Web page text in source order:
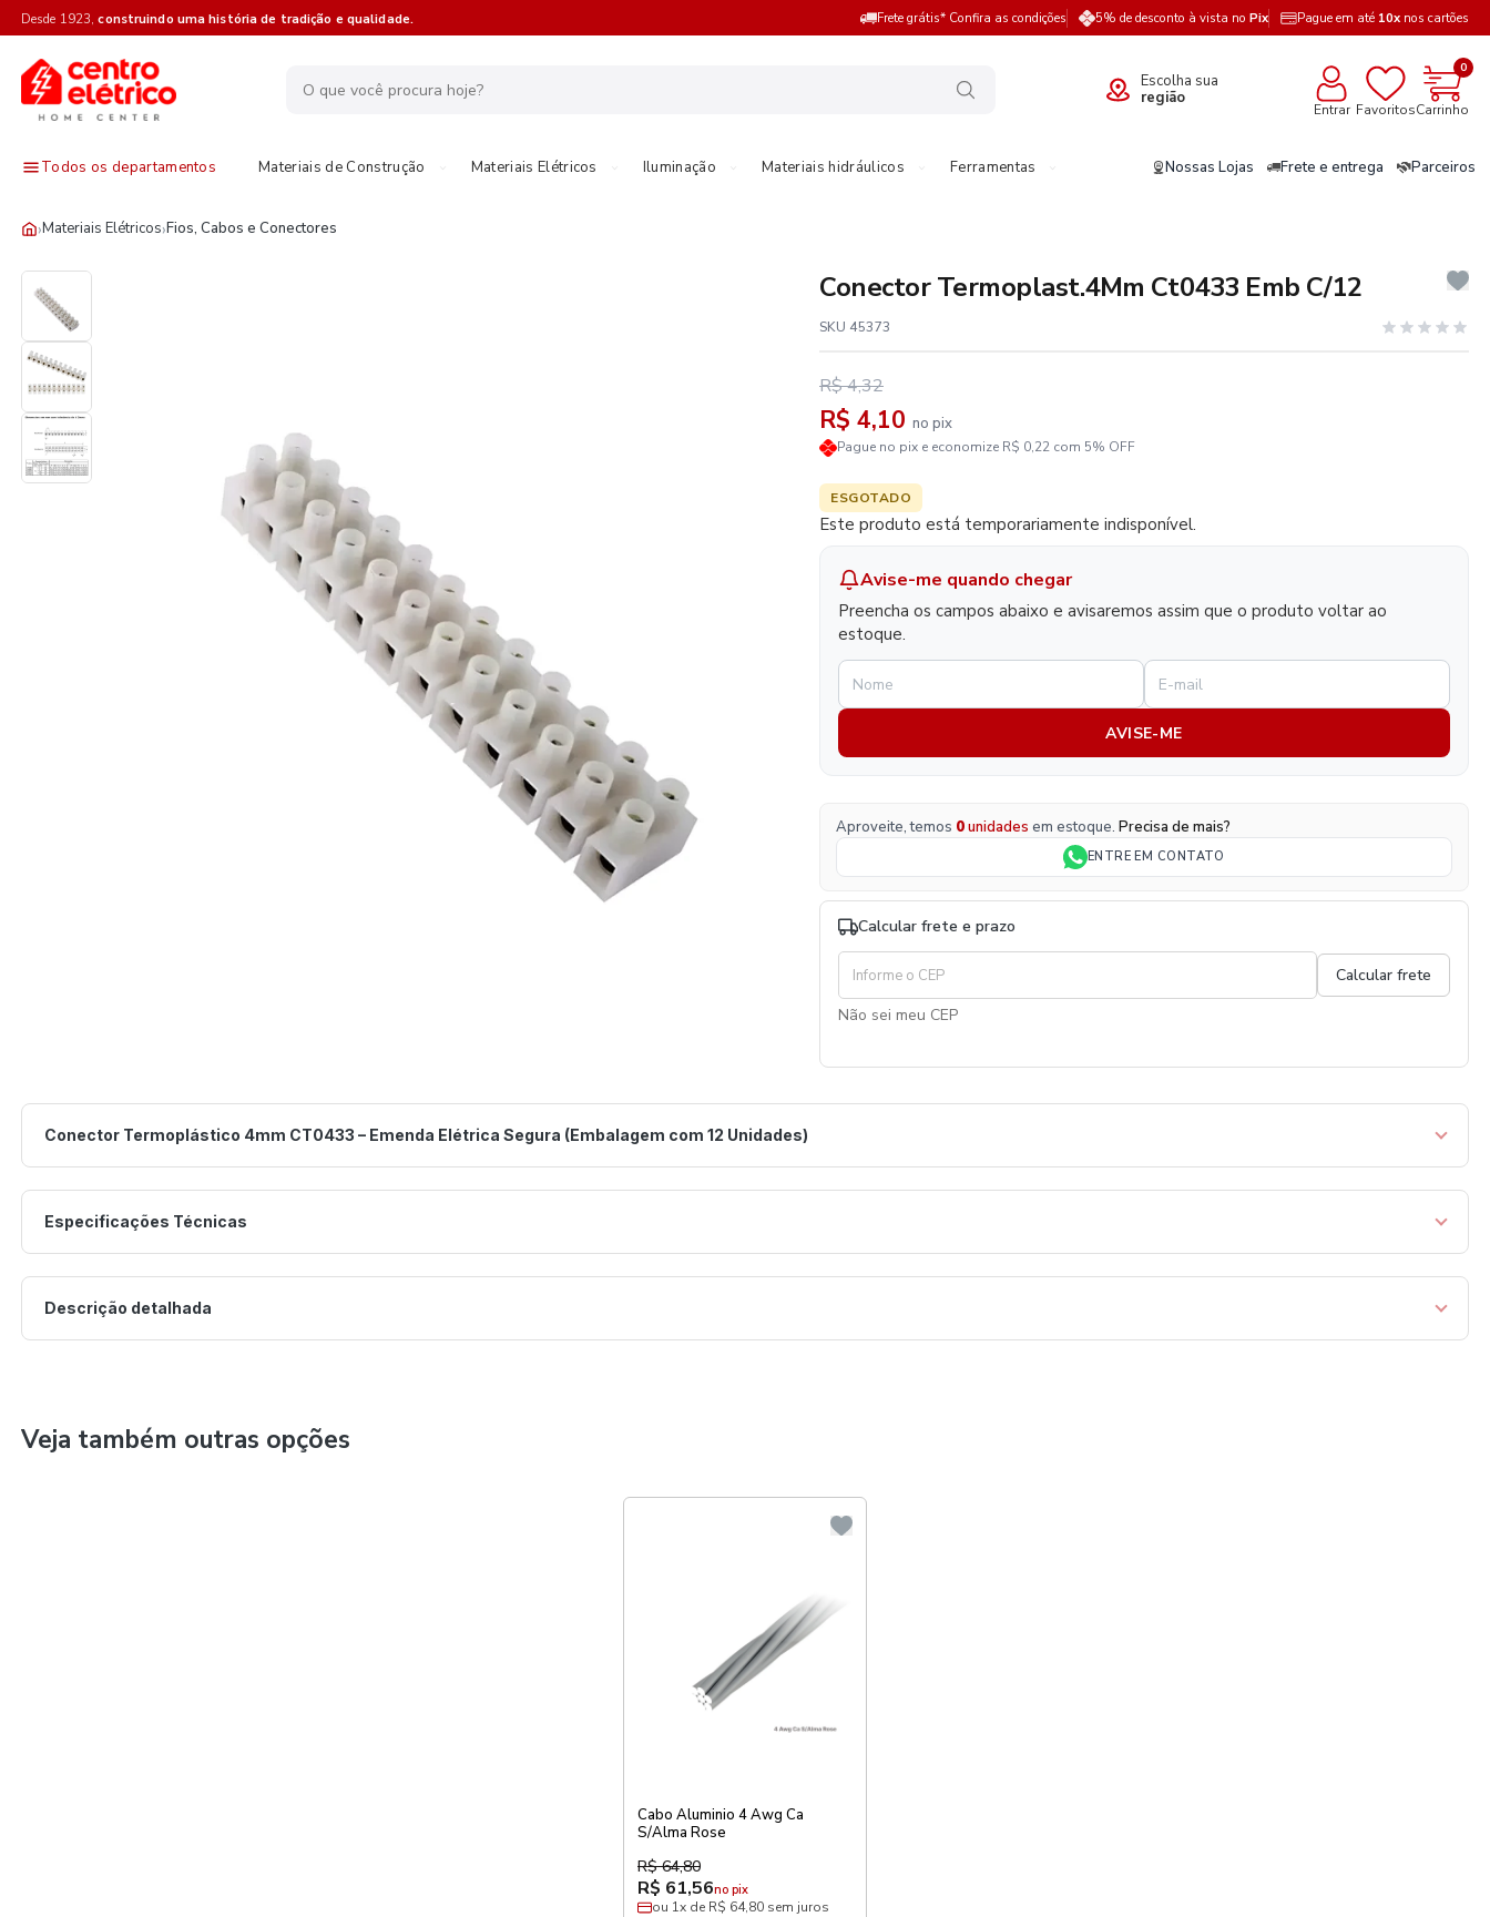
Desde 1923,construindo uma história de tradição e qualidade. Frete grátis* Confira as condições 5% de desconto à vista no Pix Pague em até 10x nos cartões
Escolha sua
região
Entrar Favoritos
0
Carrinho
Todos os departamentos Materiais de Construção Materiais Elétricos Iluminação Materiais hidráulicos Ferramentas Nossas Lojas Frete e entrega Parceiros
›Materiais Elétricos›Fios, Cabos e Conectores
Conector Termoplast.4Mm Ct0433 Emb C/12
SKU 45373
R$ 4,32
R$ 4,10 no pix
Pague no pix e economize R$ 0,22 com 5% OFF
ESGOTADO
Este produto está temporariamente indisponível.
Avise-me quando chegar
Preencha os campos abaixo e avisaremos assim que o produto voltar ao
estoque.
AVISE-ME
Aproveite, temos 0unidades em estoque. Precisa de mais?
ENTRE EM CONTATO
Calcular frete e prazo
Não sei meu CEP
Conector Termoplástico 4mm CT0433 – Emenda Elétrica Segura (Embalagem com 12 Unidades)
Especificações Técnicas
Descrição detalhada
Veja também outras opções
Cabo Aluminio 4 Awg Ca
S/Alma Rose
R$ 64,80
R$ 61,56no pix
ou 1x de R$ 64,80 sem juros